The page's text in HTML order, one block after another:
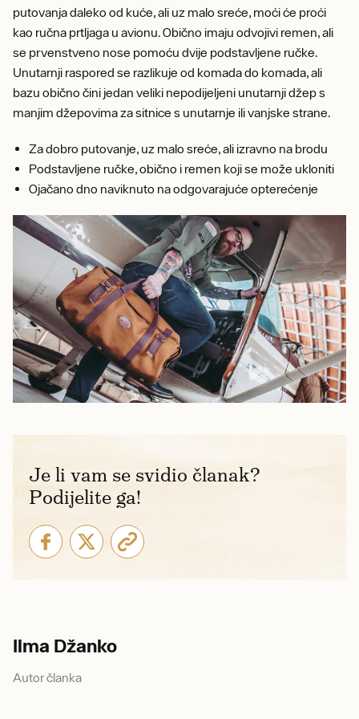
putovanja daleko od kuće, ali uz malo sreće, moći će proći
kao ručna prtljaga u avionu. Obično imaju odvojivi remen, ali
se prvenstveno nose pomoću dvije podstavljene ručke.
Unutarnji raspored se razlikuje od komada do komada, ali
bazu obično čini jedan veliki nepodijeljeni unutarnji džep s
manjim džepovima za sitnice s unutarnje ili vanjske strane.
Za dobro putovanje, uz malo sreće, ali izravno na brodu
Podstavljene ručke, obično i remen koji se može ukloniti
Ojačano dno naviknuto na odgovarajuće opterećenje
Je li vam se svidio članak?
Podijelite ga!
Ilma Džanko
Autor članka